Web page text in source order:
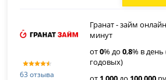
63 отзыва
Гранат - займ
минут
от0% до0,8% в
годовых)